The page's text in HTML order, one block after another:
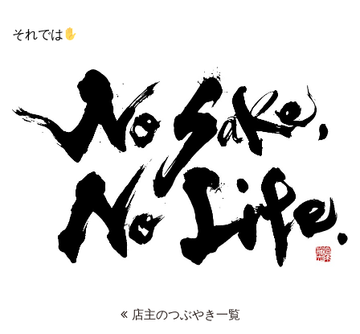
それでは
店主のつぶやき一覧